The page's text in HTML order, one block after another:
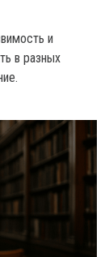
и
в разных